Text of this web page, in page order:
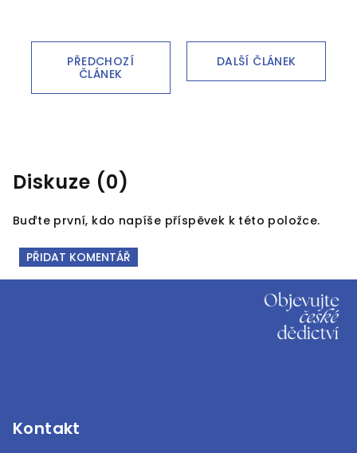
PŘEDCHOZÍ
ČLÁNEK
DALŠÍ ČLÁNEK
Diskuze (0)
Buďte první, kdo napíše příspěvek k této položce.
PŘIDAT KOMENTÁŘ
Kontakt